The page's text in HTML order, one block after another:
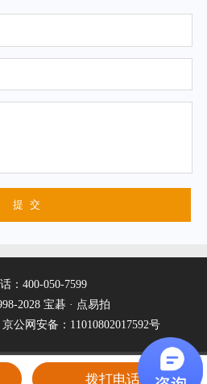
：400-050-7599
2028 宝碁 · 点易拍
京公网安备：11010802017592号
拨打电话